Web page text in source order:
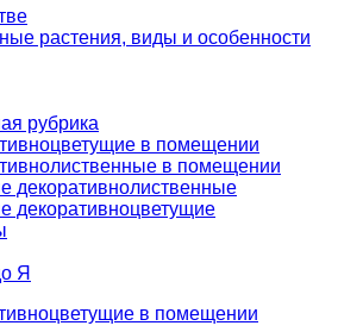
растения, виды и особенности
рубрика
в помещении
в помещении
декоративнолиственные
декоративноцветущие
Я
в помещении